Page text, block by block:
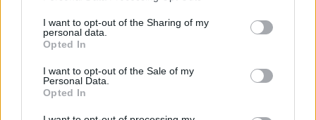
not limited to your visit or usage behaviour. You may click to
grant or deny consent to Google and its third-party tags to
use your data for below specified purposes in below Google
consent section.
I want to opt-out of the Sharing of my
personal data.
Opted In
I want to opt-out of the Sale of my
Personal Data.
Opted In
more here:https://t.co/CITm2GUWkB
All in one place. Tap to download.
🔗https://t.co/FXnrFRp1rX